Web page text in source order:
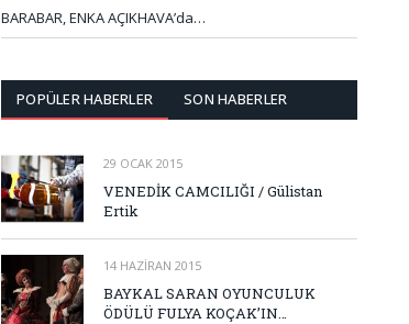
BARABAR, ENKA AÇIKHAVA’da…
POPÜLER HABERLER SON HABERLER
29 OCAK 2015
VENEDİK CAMCILIĞI / Gülistan
Ertik
14 HAZIRAN 2015
BAYKAL SARAN OYUNCULUK
ÖDÜLÜ FULYA KOÇAK’IN…